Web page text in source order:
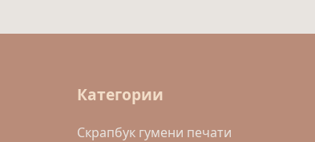
Категории
Скрапбук гумени печати